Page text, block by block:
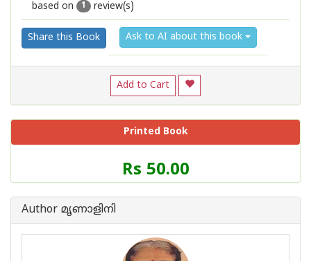
2
1
based on
1 review(s)
Share this Book Ask to AI about this book
Add to Cart
Printed Book
Price
of
Rs 50.00
Author മൃണാളിനി